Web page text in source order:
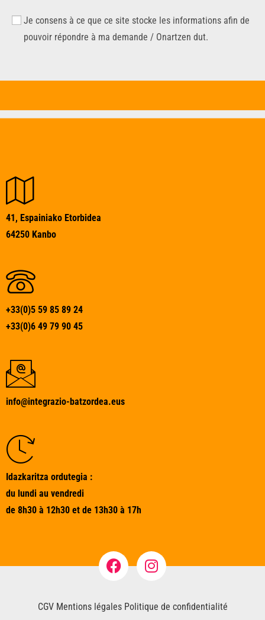
Je consens à ce que ce site stocke les informations afin de
pouvoir répondre à ma demande / Onartzen dut.
41, Espainiako Etorbidea
64250 Kanbo
+33(0)5 59 85 89 24
+33(0)6 49 79 90 45
info@integrazio-batzordea.eus
Idazkaritza ordutegia :
du lundi au vendredi
de 8h30 à 12h30 et de 13h30 à 17h
CGV Mentions légales Politique de confidentialité